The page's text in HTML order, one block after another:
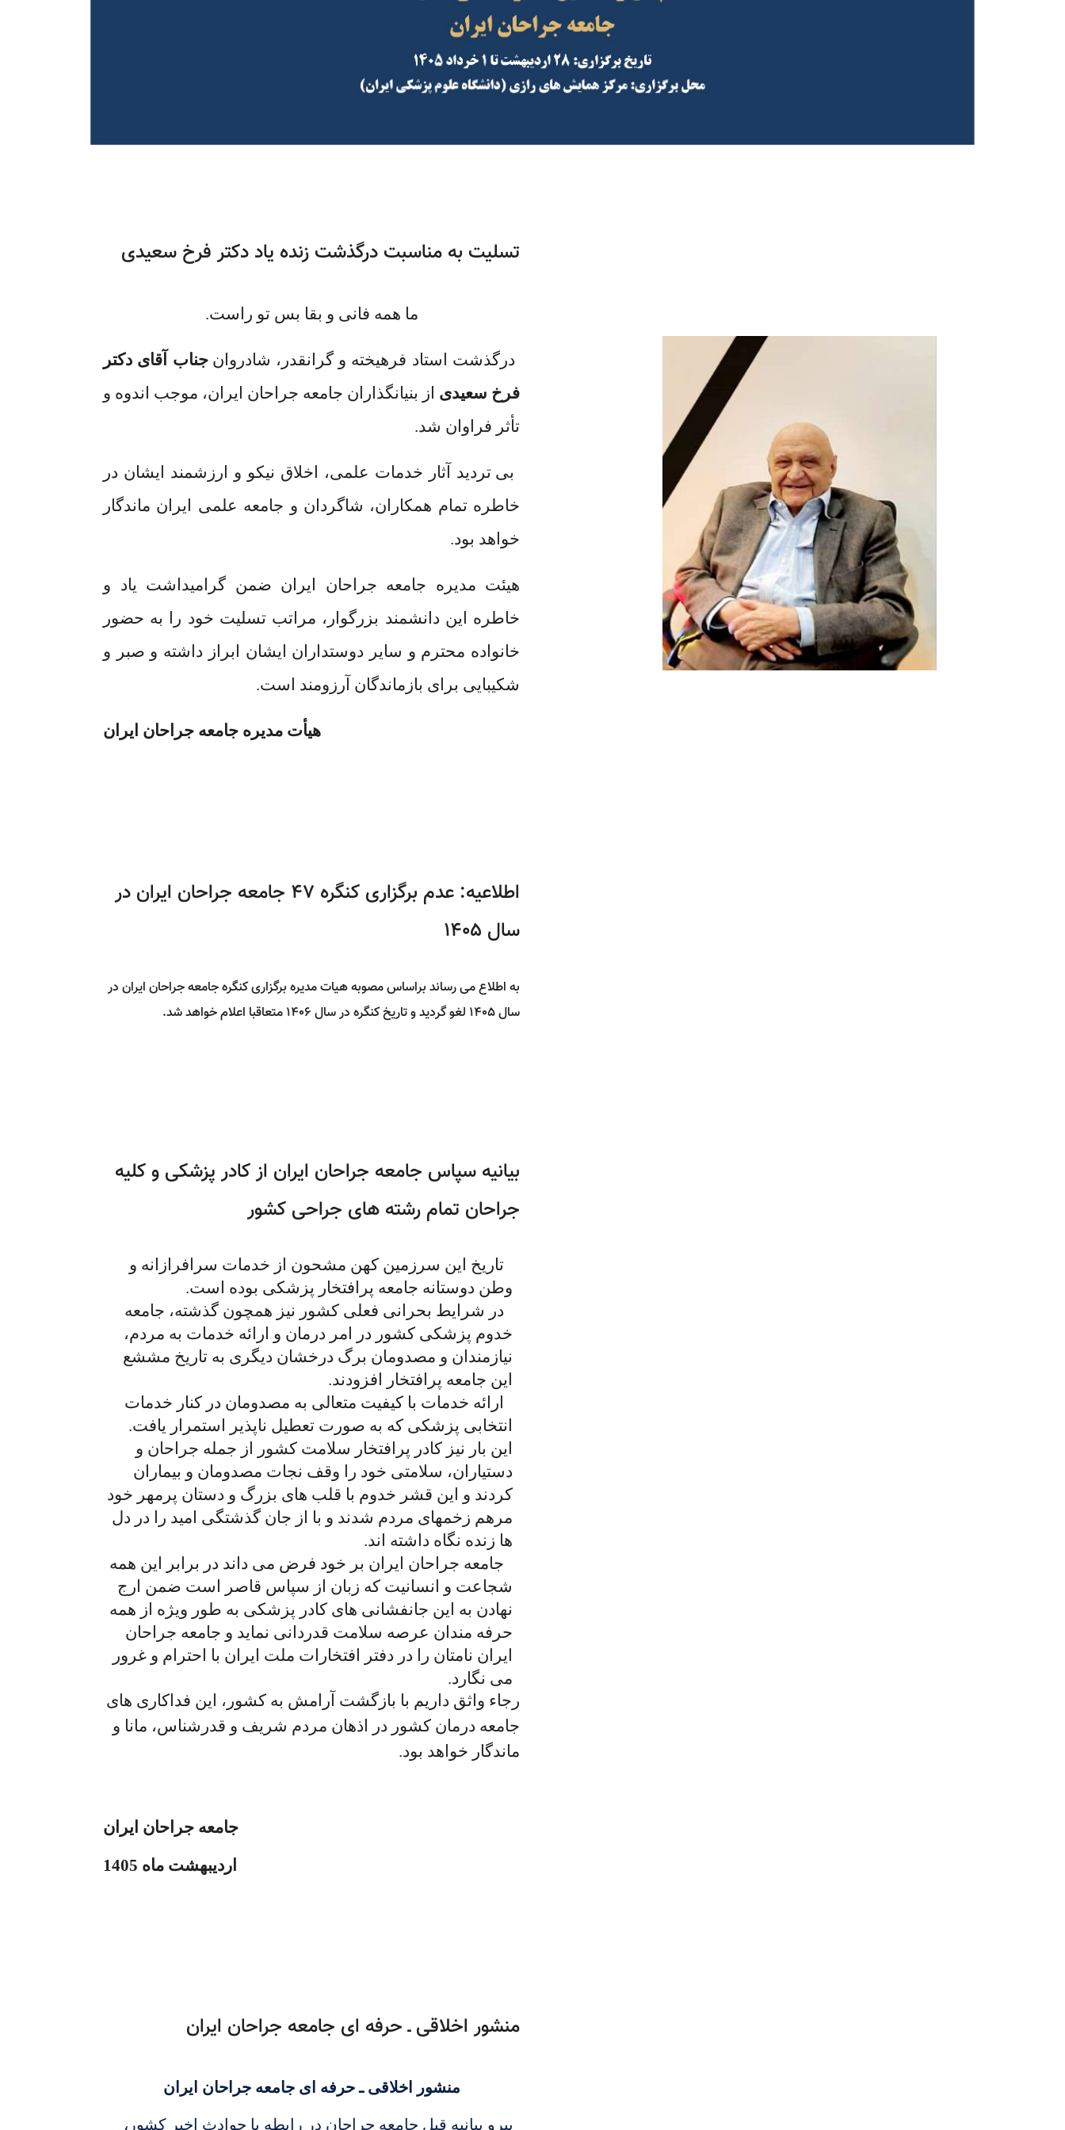
تسلیت به مناسبت درگذشت زنده یاد دکتر فرخ سعیدی
ما همه فانی و بقا بس تو راست.
درگذشت استاد فرهیخته و گرانقدر، شادروان جناب آقای دکتر
فرخ سعیدی از بنیانگذاران جامعه جراحان ایران، موجب اندوه و
تأثر فراوان شد.
بی تردید آثار خدمات علمی، اخلاق نیکو و ارزشمند ایشان در
خاطره تمام همکاران، شاگردان و جامعه علمی ایران ماندگار
خواهد بود.
هیئت مدیره جامعه جراحان ایران ضمن گرامیداشت یاد و
خاطره این دانشمند بزرگوار، مراتب تسلیت خود را به حضور
خانواده محترم و سایر دوستداران ایشان ابراز داشته و صبر و
شکیبایی برای بازماندگان آرزومند است.
هیأت مدیره جامعه جراحان ایران
اطلاعیه: عدم برگزاری کنگره 47 جامعه جراحان ایران در
سال 1405
به اطلاع می رساند براساس مصوبه هیات مدیره برگزاری کنگره جامعه جراحان ایران در
سال ۱۴۰۵ لغو گردید و تاریخ کنگره در سال ۱۴۰۶ متعاقبا اعلام خواهد شد.
بیانیه سپاس جامعه جراحان ایران از کادر پزشکی و کلیه
جراحان تمام رشته های جراحی کشور
تاریخ این سرزمین کهن مشحون از خدمات سرافرازانه و
وطن دوستانه جامعه پرافتخار پزشکی بوده است.
در شرایط بحرانی فعلی کشور نیز همچون گذشته، جامعه
خدوم پزشکی کشور در امر درمان و ارائه خدمات به مردم،
نیازمندان و مصدومان برگ درخشان دیگری به تاریخ مششع
این جامعه پرافتخار افزودند.
ارائه خدمات با کیفیت متعالی به مصدومان در کنار خدمات
انتخابی پزشکی که به صورت تعطیل ناپذیر استمرار یافت.
این بار نیز کادر پرافتخار سلامت کشور از جمله جراحان و
دستیاران، سلامتی خود را وقف نجات مصدومان و بیماران
کردند و این قشر خدوم با قلب های بزرگ و دستان پرمهر خود
مرهم زخمهای مردم شدند و با از جان گذشتگی امید را در دل
ها زنده نگاه داشته اند.
جامعه جراحان ایران بر خود فرض می داند در برابر این همه
شجاعت و انسانیت که زبان از سپاس قاصر است ضمن ارج
نهادن به این جانفشانی های کادر پزشکی به طور ویژه از همه
حرفه مندان عرصه سلامت قدردانی نماید و جامعه جراحان
ایران نامتان را در دفتر افتخارات ملت ایران با احترام و غرور
می نگارد.
رجاء واثق داریم با بازگشت آرامش به کشور، این فداکاری های
جامعه درمان کشور در اذهان مردم شریف و قدرشناس، مانا و
ماندگار خواهد بود.
جامعه جراحان ایران
اردیبهشت ماه 1405
منشور اخلاقی ـ حرفه ای جامعه جراحان ایران
منشور اخلاقی ـ حرفه ای جامعه جراحان ایران
پیرو بیانیه قبل جامعه جراحان در رابطه با حوادث اخیر کشور،